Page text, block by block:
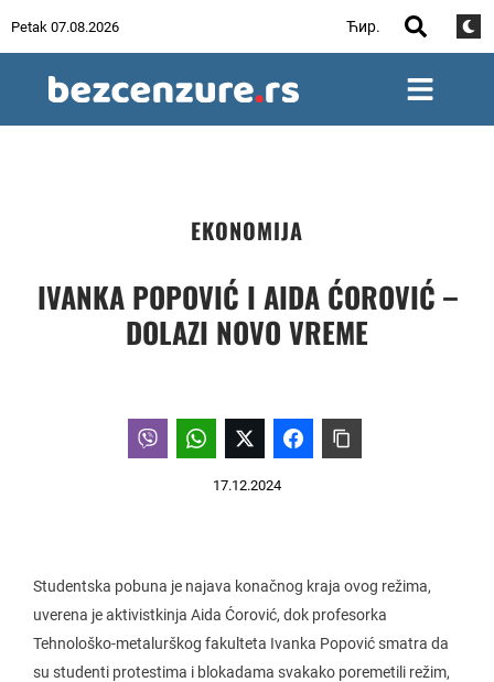
Petak 07.08.2026 Ћир.
EKONOMIJA
IVANKA POPOVIĆ I AIDA ĆOROVIĆ –
DOLAZI NOVO VREME
17.12.2024
Studentska pobuna je najava konačnog kraja ovog režima,
uverena je aktivistkinja Aida Ćorović, dok profesorka
Tehnološko-metalurškog fakulteta Ivanka Popović smatra da
su studenti protestima i blokadama svakako poremetili režim,